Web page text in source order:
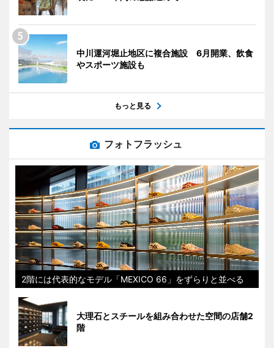
中川運河堀止地区に複合施設 6月開業、飲食
やスポーツ施設も
もっと見る
フォトフラッシュ
2階には代表的なモデル「MEXICO 66」をずらりと並べる
大理石とスチールを組み合わせた空間の店舗2
階